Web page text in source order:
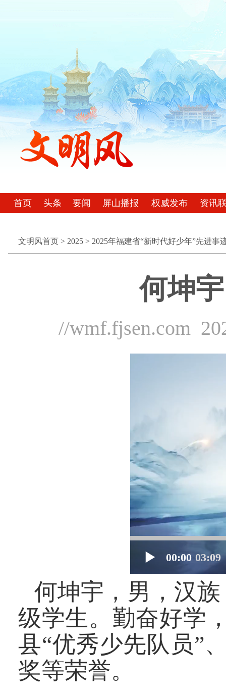
首页 头条 要闻 屏山播报 权威发布 资讯
文明风首页 > 2025 > 2025年福建省“新时代好少年”先进事
何坤
//wmf.fjsen.com
何坤宇，男，汉
级学生。勤奋好学
县“优秀少先队员”
奖等荣誉。